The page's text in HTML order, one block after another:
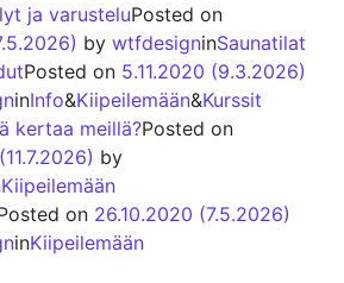
ja varusteluPosted on
by wtfdesigninSaunatilat
Posted on 5.11.2020 (9.3.2026)
inInfo&Kiipeilemään&Kurssit
kertaa meillä?Posted on
(11.7.2026) by
Kiipeilemään
on 26.10.2020 (7.5.2026)
inKiipeilemään